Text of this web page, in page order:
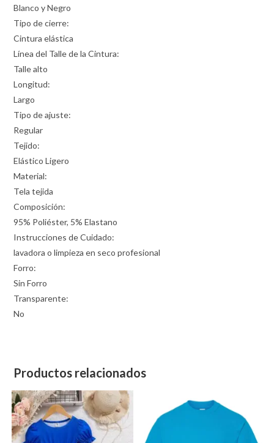
Blanco y Negro
Tipo de cierre:
Cintura elástica
Línea del Talle de la Cintura:
Talle alto
Longitud:
Largo
Tipo de ajuste:
Regular
Tejido:
Elástico Ligero
Material:
Tela tejida
Composición:
95% Poliéster, 5% Elastano
Instrucciones de Cuidado:
lavadora o limpieza en seco profesional
Forro:
Sin Forro
Transparente:
No
Productos relacionados